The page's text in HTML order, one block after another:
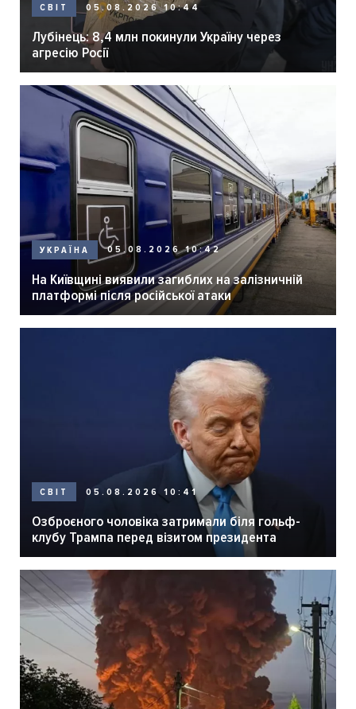
СВІТ 05.08.2026 10:44
Лубінець: 8,4 млн покинули Україну через
агресію Росії
УКРАЇНА 05.08.2026 10:42
На Київщині виявили загиблих на залізничній
платформі після російської атаки
СВІТ 05.08.2026 10:41
Озброєного чоловіка затримали біля гольф-
клубу Трампа перед візитом президента